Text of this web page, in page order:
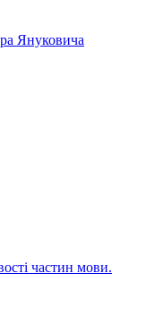
Януковича
частин мови.